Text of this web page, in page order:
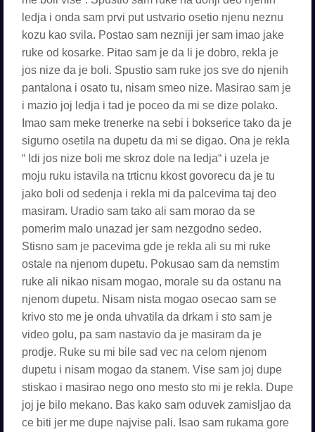
ledja i onda sam prvi put ustvario osetio njenu neznu
kozu kao svila. Postao sam nezniji jer sam imao jake
ruke od kosarke. Pitao sam je da li je dobro, rekla je
jos nize da je boli. Spustio sam ruke jos sve do njenih
pantalona i osato tu, nisam smeo nize. Masirao sam je
i mazio joj ledja i tad je poceo da mi se dize polako.
Imao sam meke trenerke na sebi i bokserice tako da je
sigurno osetila na dupetu da mi se digao. Ona je rekla
“ Idi jos nize boli me skroz dole na ledja“ i uzela je
moju ruku istavila na trticnu kkost govorecu da je tu
jako boli od sedenja i rekla mi da palcevima taj deo
masiram. Uradio sam tako ali sam morao da se
pomerim malo unazad jer sam nezgodno sedeo.
Stisno sam je pacevima gde je rekla ali su mi ruke
ostale na njenom dupetu. Pokusao sam da nemstim
ruke ali nikao nisam mogao, morale su da ostanu na
njenom dupetu. Nisam nista mogao osecao sam se
krivo sto me je onda uhvatila da drkam i sto sam je
video golu, pa sam nastavio da je masiram da je
prodje. Ruke su mi bile sad vec na celom njenom
dupetu i nisam mogao da stanem. Vise sam joj dupe
stiskao i masirao nego ono mesto sto mi je rekla. Dupe
joj je bilo mekano. Bas kako sam oduvek zamisljao da
ce biti jer me dupe najvise pali. Isao sam rukama gore